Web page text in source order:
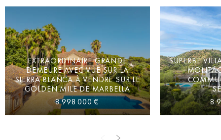
EXTRAORDINAIRE GRANDE
DEMEURE AVEC VUE SUR LA
SIERRA BLANCA À VENDRE SUR LE
GOLDEN MILE DE MARBELLA
8 998 000 €
SUPERBE
8